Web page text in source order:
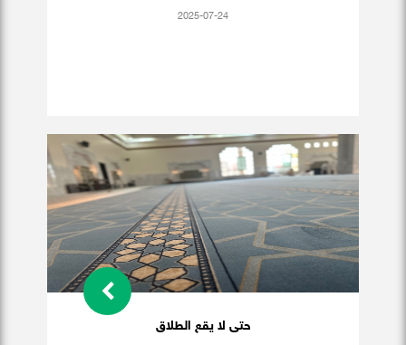
2025-07-24
حتى لا يقع الطلاق